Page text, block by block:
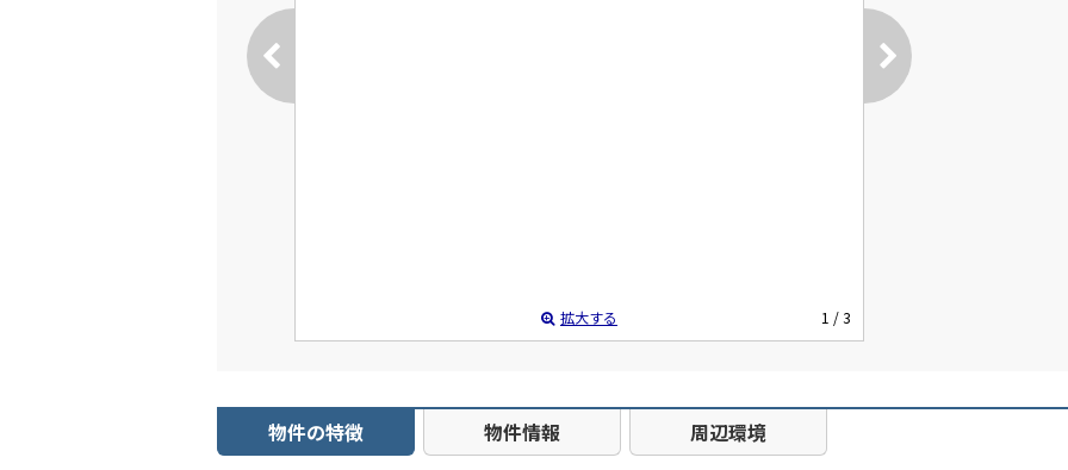
拡大する 1 / 3
物件の特徴 物件情報 周辺環境